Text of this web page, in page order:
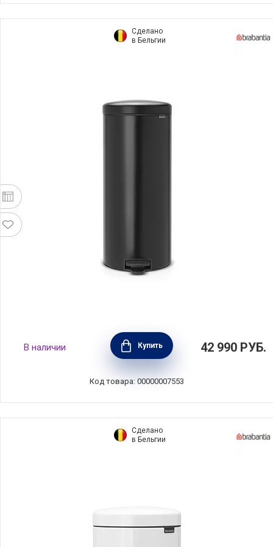
Сделано
в Бельгии
Мусорный бак с педалью NewIcon, 30л,
черный матовый, Brabantia, 114540
В наличии Купить 42 990 РУБ.
Код товара: 00000007553
Сделано
в Бельгии